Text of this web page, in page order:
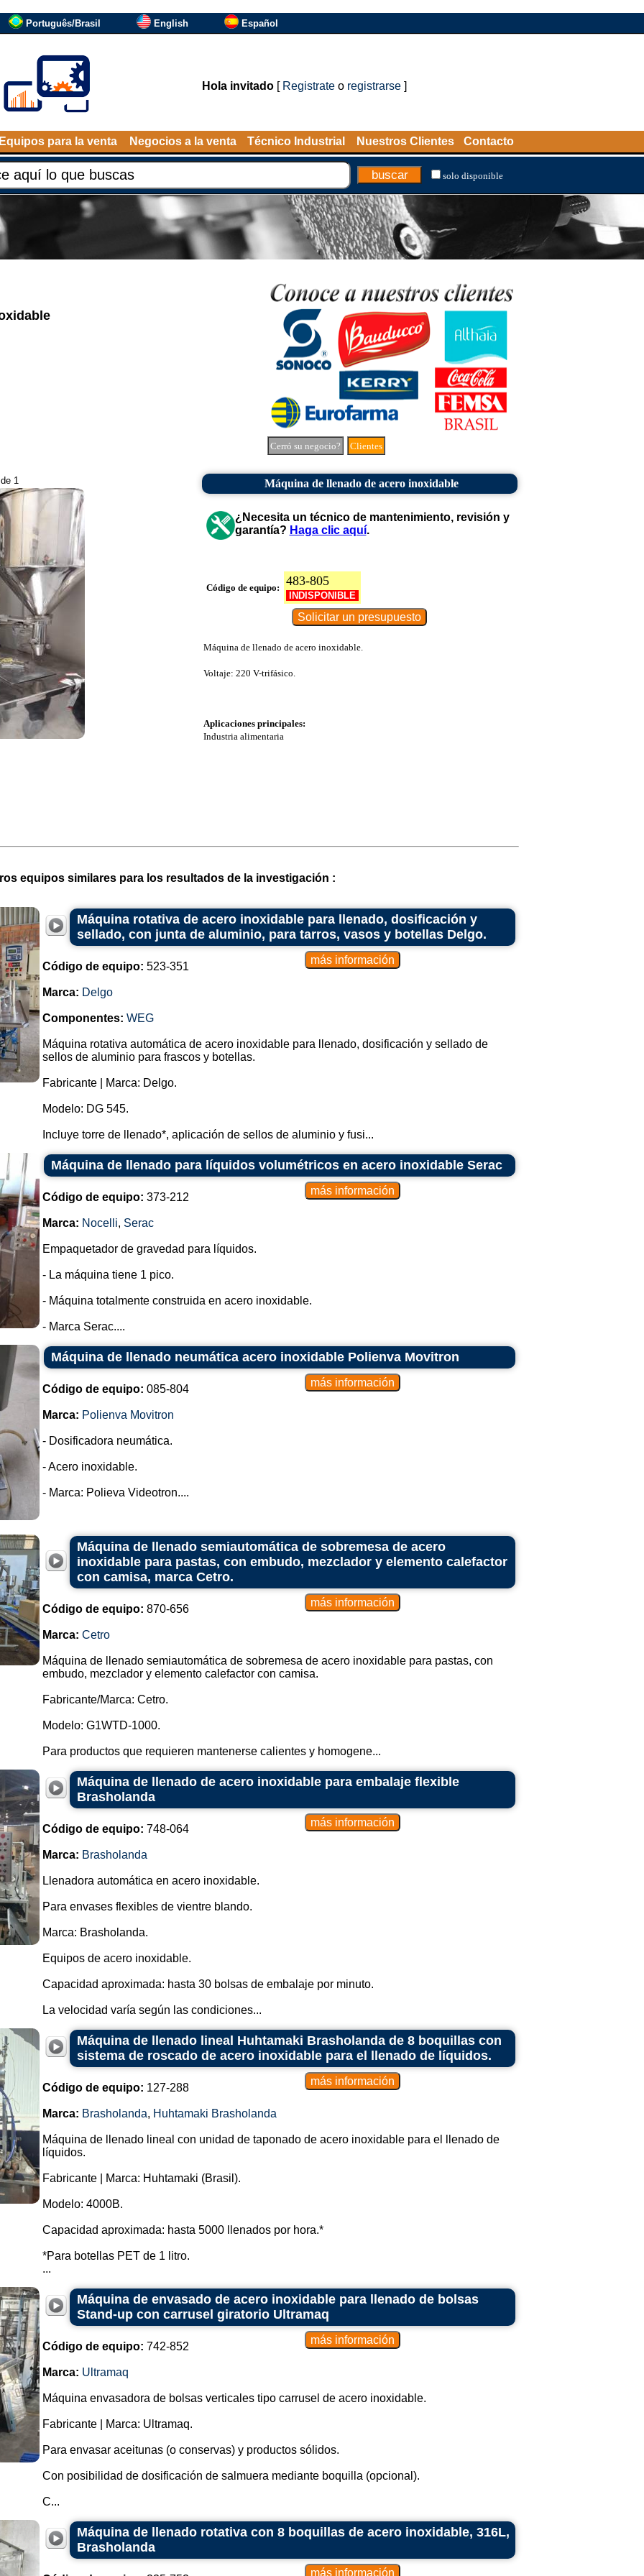
Português/Brasil English Español
Hola invitado[ Registrateo registrarse]
para la venta Negocios a la venta Técnico Industrial Nuestros Clientes Contacto
solo disponible
Cerró su negocio? Clientes
1 Máquina de llenado de acero inoxidable
¿Necesita un técnico de mantenimiento, revisión y
garantía? Haga clic aquí.
Código de equipo: 483-805
INDISPONIBLE
Máquina de llenado de acero inoxidable.
Voltaje: 220 V-trifásico.
Aplicaciones principales:
Industria alimentaria
equipos similares para los resultados de la investigación :
Máquina rotativa de acero inoxidable para llenado, dosificación y
sellado, con junta de aluminio, para tarros, vasos y botellas Delgo.
Código de equipo: 523-351
Marca: Delgo
Componentes: WEG
Máquina rotativa automática de acero inoxidable para llenado, dosificación y sellado de
sellos de aluminio para frascos y botellas.
Fabricante | Marca: Delgo.
Modelo: DG 545.
Incluye torre de llenado*, aplicación de sellos de aluminio y fusi...
Máquina de llenado para líquidos volumétricos en acero inoxidable Serac
Código de equipo: 373-212
Marca: Nocelli, Serac
Empaquetador de gravedad para líquidos.
- La máquina tiene 1 pico.
- Máquina totalmente construida en acero inoxidable.
- Marca Serac....
Máquina de llenado neumática acero inoxidable Polienva Movitron
Código de equipo: 085-804
Marca: Polienva Movitron
- Dosificadora neumática.
- Acero inoxidable.
- Marca: Polieva Videotron....
Máquina de llenado semiautomática de sobremesa de acero
inoxidable para pastas, con embudo, mezclador y elemento calefactor
con camisa, marca Cetro.
Código de equipo: 870-656
Marca: Cetro
Máquina de llenado semiautomática de sobremesa de acero inoxidable para pastas, con
embudo, mezclador y elemento calefactor con camisa.
Fabricante/Marca: Cetro.
Modelo: G1WTD-1000.
Para productos que requieren mantenerse calientes y homogene...
Máquina de llenado de acero inoxidable para embalaje flexible
Brasholanda
Código de equipo: 748-064
Marca: Brasholanda
Llenadora automática en acero inoxidable.
Para envases flexibles de vientre blando.
Marca: Brasholanda.
Equipos de acero inoxidable.
Capacidad aproximada: hasta 30 bolsas de embalaje por minuto.
La velocidad varía según las condiciones...
Máquina de llenado lineal Huhtamaki Brasholanda de 8 boquillas con
sistema de roscado de acero inoxidable para el llenado de líquidos.
Código de equipo: 127-288
Marca: Brasholanda, Huhtamaki Brasholanda
Máquina de llenado lineal con unidad de taponado de acero inoxidable para el llenado de
líquidos.
Fabricante | Marca: Huhtamaki (Brasil).
Modelo: 4000B.
Capacidad aproximada: hasta 5000 llenados por hora.*
*Para botellas PET de 1 litro.
...
Máquina de envasado de acero inoxidable para llenado de bolsas
Stand-up con carrusel giratorio Ultramaq
Código de equipo: 742-852
Marca: Ultramaq
Máquina envasadora de bolsas verticales tipo carrusel de acero inoxidable.
Fabricante | Marca: Ultramaq.
Para envasar aceitunas (o conservas) y productos sólidos.
Con posibilidad de dosificación de salmuera mediante boquilla (opcional).
C...
Máquina de llenado rotativa con 8 boquillas de acero inoxidable, 316L,
Brasholanda